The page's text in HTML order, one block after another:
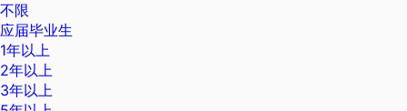
不限
应届毕业生
1年以上
2年以上
3年以上